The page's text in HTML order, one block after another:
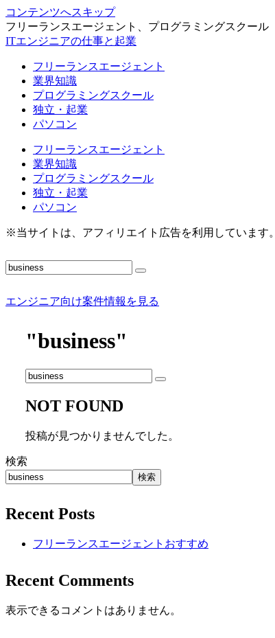
コンテンツへスキップ
フリーランスエージェント、プログラミングスクール
ITエンジニアの仕事と起業
フリーランスエージェント
業界知識
プログラミングスクール
独立・起業
パソコン
フリーランスエージェント
業界知識
プログラミングスクール
独立・起業
パソコン
※当サイトは、アフィリエイト広告を利用しています。
エンジニア向け案件情報を見る
"business"
NOT FOUND
投稿が見つかりませんでした。
検索
検索
Recent Posts
フリーランスエージェントおすすめ
Recent Comments
表示できるコメントはありません。